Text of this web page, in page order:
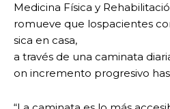
Medicina Física y
romueve que lospacientes
sica en casa,
a través de una caminata
on incremento progresivo